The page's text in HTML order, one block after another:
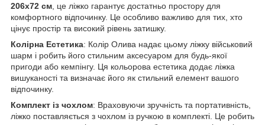
206x72 см , це ліжко гарантує достатньо простору для
комфортного відпочинку. Це особливо важливо для тих, хто
цінує простір та високий рівень затишку.
Колірна Естетика: Колір Олива надає цьому ліжку військовий
шарм і робить його стильним аксесуаром для будь-якої
пригоди або кемпінгу. Ця кольорова естетика додає ліжка
вишуканості та визначає його як стильний елемент вашого
відпочинку.
Комплект із чохлом: Враховуючи зручність та портативність,
ліжко поставляється з чохлом із ручкою в комплекті. Це робить